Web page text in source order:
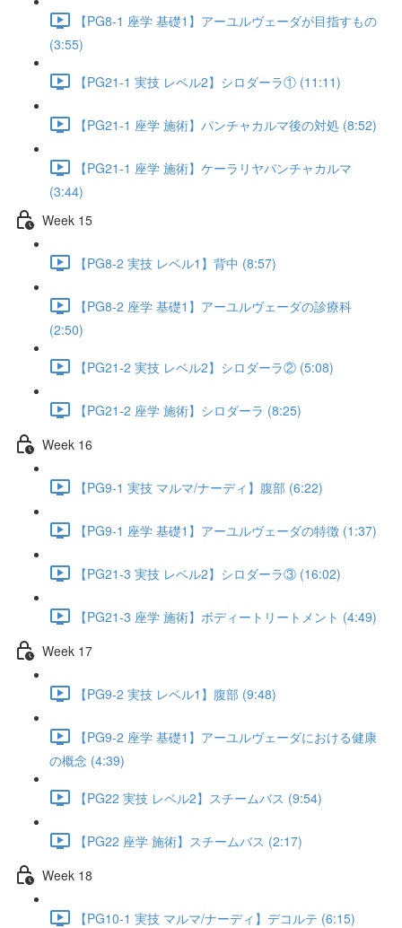
【PG8-1 座学 基礎1】アーユルヴェーダが目指すもの
(3:55)
【PG21-1 実技 レベル2】シロダーラ① (11:11)
【PG21-1 座学 施術】パンチャカルマ後の対処 (8:52)
【PG21-1 座学 施術】ケーラリヤパンチャカルマ
(3:44)
Week 15
【PG8-2 実技 レベル1】背中 (8:57)
【PG8-2 座学 基礎1】アーユルヴェーダの診療科
(2:50)
【PG21-2 実技 レベル2】シロダーラ② (5:08)
【PG21-2 座学 施術】シロダーラ (8:25)
Week 16
【PG9-1 実技 マルマ/ナーディ】腹部 (6:22)
【PG9-1 座学 基礎1】アーユルヴェーダの特徴 (1:37)
【PG21-3 実技 レベル2】シロダーラ③ (16:02)
【PG21-3 座学 施術】ボディートリートメント (4:49)
Week 17
【PG9-2 実技 レベル1】腹部 (9:48)
【PG9-2 座学 基礎1】アーユルヴェーダにおける健康
の概念 (4:39)
【PG22 実技 レベル2】スチームバス (9:54)
【PG22 座学 施術】スチームバス (2:17)
Week 18
【PG10-1 実技 マルマ/ナーディ】デコルテ (6:15)